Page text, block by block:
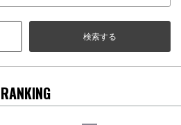
RANKING